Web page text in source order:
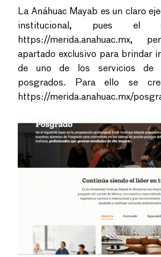
La Anáhuac Mayab es un claro
institucional, pues
https://merida.anahuac.mx,
apartado exclusivo para brindar
de uno de los servicios de
posgrados. Para ello se
https://merida.anahuac.mx/